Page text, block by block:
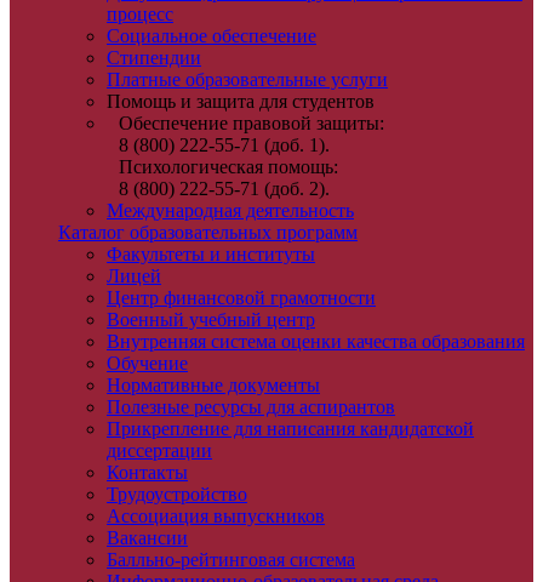
процесс
Социальное обеспечение
Стипендии
Платные образовательные услуги
Помощь и защита для студентов
Обеспечение правовой защиты:
8 (800) 222-55-71 (доб. 1).
Психологическая помощь:
8 (800) 222-55-71 (доб. 2).
Международная деятельность
Каталог образовательных программ
Факультеты и институты
Лицей
Центр финансовой грамотности
Военный учебный центр
Внутренняя система оценки качества образования
Обучение
Нормативные документы
Полезные ресурсы для аспирантов
Прикрепление для написания кандидатской
диссертации
Контакты
Трудоустройство
Ассоциация выпускников
Вакансии
Балльно-рейтинговая система